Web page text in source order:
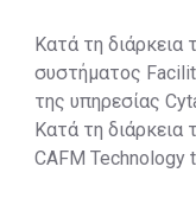
Κατά τη διάρκεια
συστήματος
της υπηρεσίας
Κατά τη διάρκεια
CAFM Technology